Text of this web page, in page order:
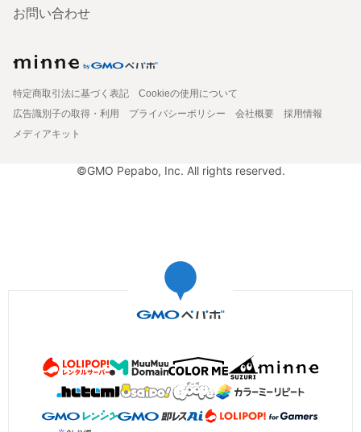
お問い合わせ
特定商取引法に基づく表記
Cookieの使用について
広告識別子の取得・利用
プライバシーポリシー 会社概要
採用情報
メディアキット
©GMO Pepabo, Inc. All rights reserved.